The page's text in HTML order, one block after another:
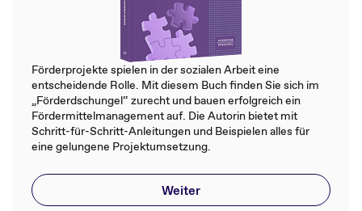
Förderprojekte spielen in der sozialen Arbeit eine
entscheidende Rolle. Mit diesem Buch finden Sie sich im
„Förderdschungel“ zurecht und bauen erfolgreich ein
Fördermittelmanagement auf. Die Autorin bietet mit
Schritt-für-Schritt-Anleitungen und Beispielen alles für
eine gelungene Projektumsetzung.
Weiter